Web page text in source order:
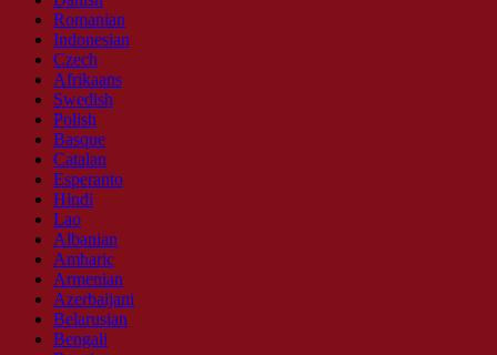
Romanian
Indonesian
Czech
Afrikaans
Swedish
Polish
Basque
Catalan
Esperanto
Hindi
Lao
Albanian
Amharic
Armenian
Azerbaijani
Belarusian
Bengali